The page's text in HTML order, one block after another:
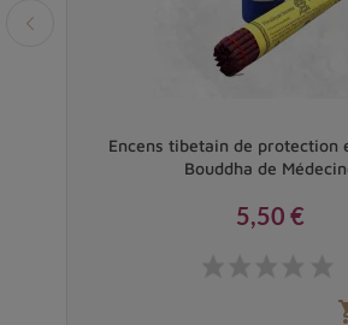
Encens tibetain de protection
Bouddha de
5,50 €